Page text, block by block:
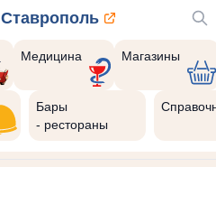
Ставрополь
Медицина Магазины
Бары
- рестораны